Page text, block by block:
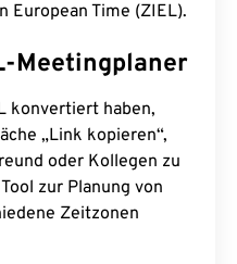
European Time (ZIEL).
Meetingplaner
konvertiert haben,
„Link kopieren“,
oder Kollegen zu
zur Planung von
Zeitzonen